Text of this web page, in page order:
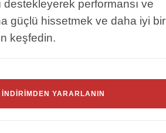
destekleyerek performansı ve
güçlü hissetmek ve daha iyi bir
keşfedin.
YARARLANIN